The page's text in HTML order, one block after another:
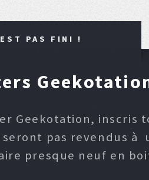
PAS FINI !
Geekotation, inscris
pas revendus à
presque neuf en